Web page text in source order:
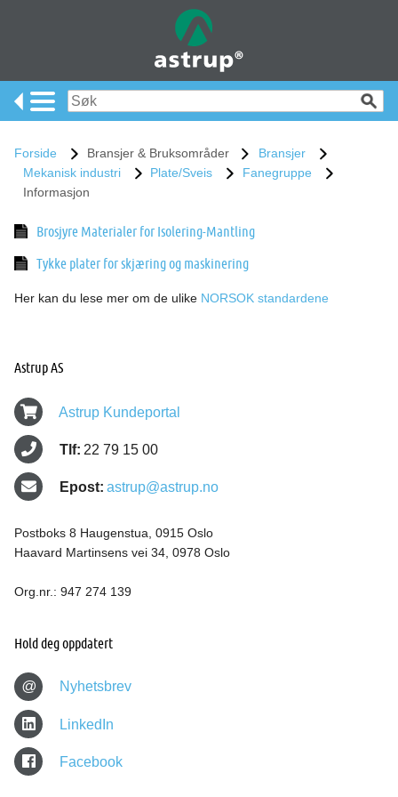
Forside Bransjer & Bruksområder
Bransjer
Mekanisk industri
Plate/Sveis
Fanegruppe
Informasjon
Brosjyre Materialer for Isolering-Mantling
Tykke plater for skjæring og maskinering
Her kan du lese mer om de ulike NORSOK standardene
Astrup AS
Astrup Kundeportal
Tlf: 22 79 15 00
Epost: astrup@astrup.no
Postboks 8 Haugenstua, 0915 Oslo
Haavard Martinsens vei 34, 0978 Oslo
Org.nr.: 947 274 139
Hold deg oppdatert
@ Nyhetsbrev
LinkedIn
Facebook